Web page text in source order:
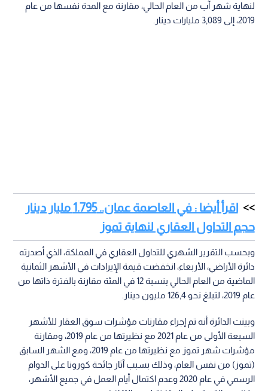
لنهاية شهر آب من العام الحالي، مقارنة مع المدة نفسها من عام
2019، إلى 3,089 مليارات دينار.
اقرأ أيضا : في العاصمة عمان.. 1.795 مليار دينار
حجم التداول العقاري لنهاية تموز
وبحسب التقرير الشهري للتداول العقاري في المملكة، الذي أصدرته
دائرة الأراضي، الأربعاء، انخفضت قيمة الإيرادات في الأشهر الثمانية
الماضية من العام الحالي بنسبة 12 في المئة مقارنة بالفترة ذاتها من
عام 2019، لتبلغ نحو 126,4 مليون دينار.
وبينت الدائرة أنه تم إجراء مقارنات مؤشرات سوق العقار للأشهر
السبعة الأولى من عام 2021 مع نظيرتها من عام 2019، ومقارنة
مؤشرات شهر تموز مع نظيرتها من عام 2019، ومع الشهر السابق
(تموز) من نفس العام، وذلك بسبب آثار جائحة كورونا على الدوام
الرسمي في عام 2020 وعدم اكتمال أيام العمل في جميع الأشهر،